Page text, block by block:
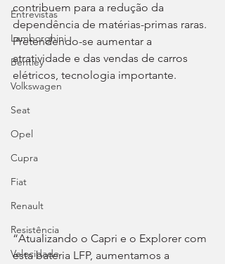
Entrevistas
Lamborghini
Bentley
Volkswagen
Seat
Opel
Cupra
Fiat
Renault
Resistência
Velocidade
contribuem para a redução da
dependência de matérias-primas raras.
Pretendendo-se aumentar a
atratividade e das vendas de carros
elétricos, tecnologia importante.
“Atualizando o Capri e o Explorer com
esta bateria LFP, aumentamos a